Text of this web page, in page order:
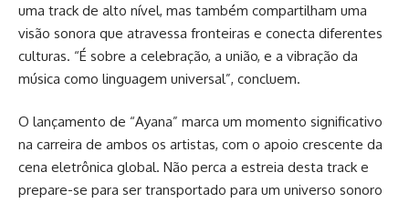
uma track de alto nível, mas também compartilham uma
visão sonora que atravessa fronteiras e conecta diferentes
culturas. “É sobre a celebração, a união, e a vibração da
música como linguagem universal”, concluem.
O lançamento de “Ayana” marca um momento significativo
na carreira de ambos os artistas, com o apoio crescente da
cena eletrônica global. Não perca a estreia desta track e
prepare-se para ser transportado para um universo sonoro